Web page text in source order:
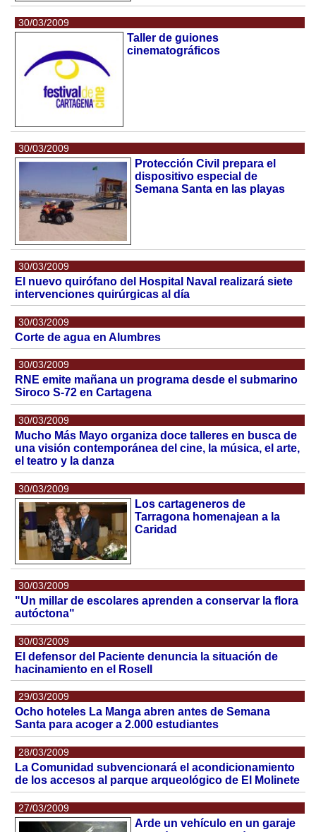
30/03/2009
Taller de guiones
cinematográficos
30/03/2009
Protección Civil prepara el
dispositivo especial de
Semana Santa en las playas
30/03/2009
El nuevo quirófano del Hospital Naval realizará siete
intervenciones quirúrgicas al día
30/03/2009
Corte de agua en Alumbres
30/03/2009
RNE emite mañana un programa desde el submarino
Siroco S-72 en Cartagena
30/03/2009
Mucho Más Mayo organiza doce talleres en busca de
una visión contemporánea del cine, la música, el arte,
el teatro y la danza
30/03/2009
Los cartageneros de
Tarragona homenajean a la
Caridad
30/03/2009
"Un millar de escolares aprenden a conservar la flora
autóctona"
30/03/2009
El defensor del Paciente denuncia la situación de
hacinamiento en el Rosell
29/03/2009
Ocho hoteles La Manga abren antes de Semana
Santa para acoger a 2.000 estudiantes
28/03/2009
La Comunidad subvencionará el acondicionamiento
de los accesos al parque arqueológico de El Molinete
27/03/2009
Arde un vehículo en un garaje